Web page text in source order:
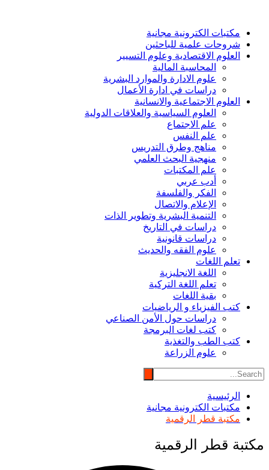
مكتبات الكترونية مجانية
شروحات علمية للباحثين
العلوم الاقتصادية وعلوم التسيير
المحاسبة المالية
علوم الادارة والموارد البشرية
دراسات في ادارة الأعمال
العلوم الاجتماعية والانسانية
العلوم السياسية والعلاقات الدولية
علم الاجتماع
علم النفس
مناهج وطرق التدريس
منهجية البحث العلمي
علم المكتبات
أدب عربي
الفكر والفلسفة
الإعلام والاتصال
التنمية البشرية وتطوير الذات
دراسات في التاريخ
دراسات قانونية
علوم الفقه والحديث
تعلم اللغات
اللغة الانجليزية
تعلم اللغة التركية
بقية اللغات
كتب الفيزياء و الرياضيات
دراسات حول الأمن الصناعي
كتب لغات البرمجة
كتب الطب والتغذية
علوم الزراعة
الرئيسية
مكتبات الكترونية مجانية
مكتبة قطر الرقمية
مكتبة قطر الرقمية